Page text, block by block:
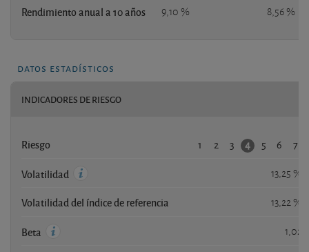
Rendimiento anual a 10 años 9,10 % 8,56 %
datos estadísticos
INDICADORES DE RIESGO
Riesgo 1 2 3 4 5 6 7
Volatilidad 13,25 %
Volatilidad del índice de referencia 13,22 %
Beta 1,02